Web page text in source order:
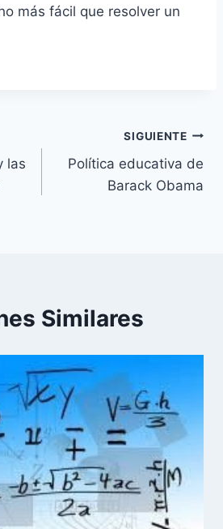
más fácil que resolver un
las
SIGUIENTE
Política educativa de
Barack Obama
Similares